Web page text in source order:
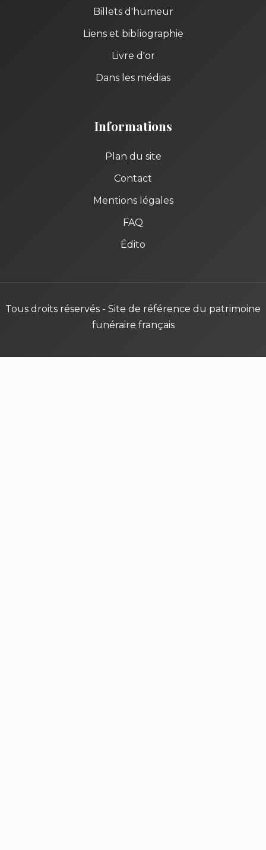
Billets d'humeur
Liens et bibliographie
Livre d'or
Dans les médias
Informations
Plan du site
Contact
Mentions légales
FAQ
Édito
Tous droits réservés - Site de référence du patrimoine
funéraire français